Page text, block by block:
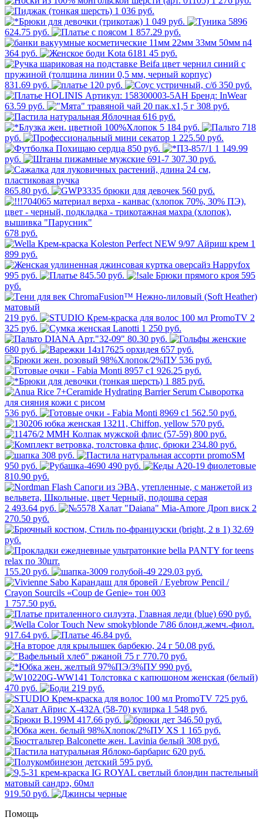
1 036 руб.
1 049 руб.
624.75 руб.
1 857.29 руб.
364 руб. 45 руб.
831.69 руб. 120 руб. 350 руб.
63.59 руб.
308 руб.
616 руб.
5 184 руб.
718
руб.
1 225.50 руб.
850 руб.
1 149.99
руб.
307.30 руб.
865.80 руб. 560 руб.
678 руб.
1
899 руб.
995 руб. 845.50 руб.
595
руб.
219 руб.
2
325 руб.
1 250 руб.
80.30 руб.
680 руб.
657 руб.
536 руб.
926.25 руб.
1 885 руб.
536 руб.
562.50 руб.
570 руб.
800 руб.
234.80 руб.
308 руб.
950 руб.
490 руб.
810.90 руб.
2 493.64 руб.
2
270.50 руб.
32.69
руб.
155.20 руб. 229.03 руб.
1 757.50 руб.
690 руб.
917.64 руб.
46.84 руб.
50.08 руб.
770.70 руб.
990 руб.
470 руб.
219 руб.
725 руб.
1 548 руб.
417.66 руб.
346.50 руб.
1 165 руб.
308 руб.
620 руб.
595 руб.
919.50 руб.
Помощь